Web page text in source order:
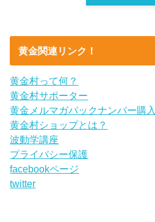
黄金関連リンク！
黄金村って何？
黄金村サポーター
黄金メルマガバックナンバー購入
黄金村ショップとは？
波動学講座
プライバシー保護
facebookページ
twitter